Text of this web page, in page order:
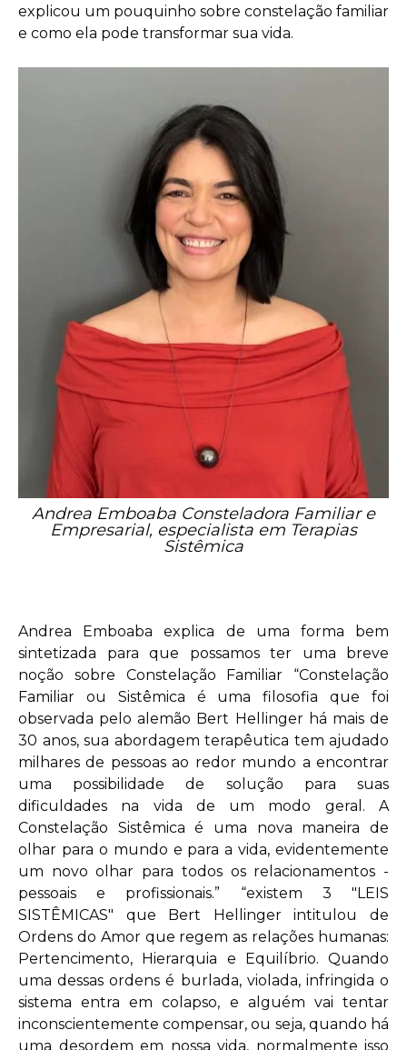
explicou um pouquinho sobre constelação familiar
e como ela pode transformar sua vida.
Andrea Emboaba Consteladora Familiar e
Empresarial, especialista em Terapias
Sistêmica
Andrea Emboaba explica de uma forma bem
sintetizada para que possamos ter uma breve
noção sobre Constelação Familiar “Constelação
Familiar ou Sistêmica é uma filosofia que foi
observada pelo alemão Bert Hellinger há mais de
30 anos, sua abordagem terapêutica tem ajudado
milhares de pessoas ao redor mundo a encontrar
uma possibilidade de solução para suas
dificuldades na vida de um modo geral. A
Constelação Sistêmica é uma nova maneira de
olhar para o mundo e para a vida, evidentemente
um novo olhar para todos os relacionamentos -
pessoais e profissionais.” “existem 3 "LEIS
SISTÊMICAS" que Bert Hellinger intitulou de
Ordens do Amor que regem as relações humanas:
Pertencimento, Hierarquia e Equilíbrio. Quando
uma dessas ordens é burlada, violada, infringida o
sistema entra em colapso, e alguém vai tentar
inconscientemente compensar, ou seja, quando há
uma desordem em nossa vida, normalmente isso